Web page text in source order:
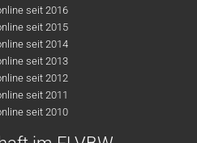
seit 2016
seit 2015
seit 2014
seit 2013
seit 2012
seit 2011
seit 2010